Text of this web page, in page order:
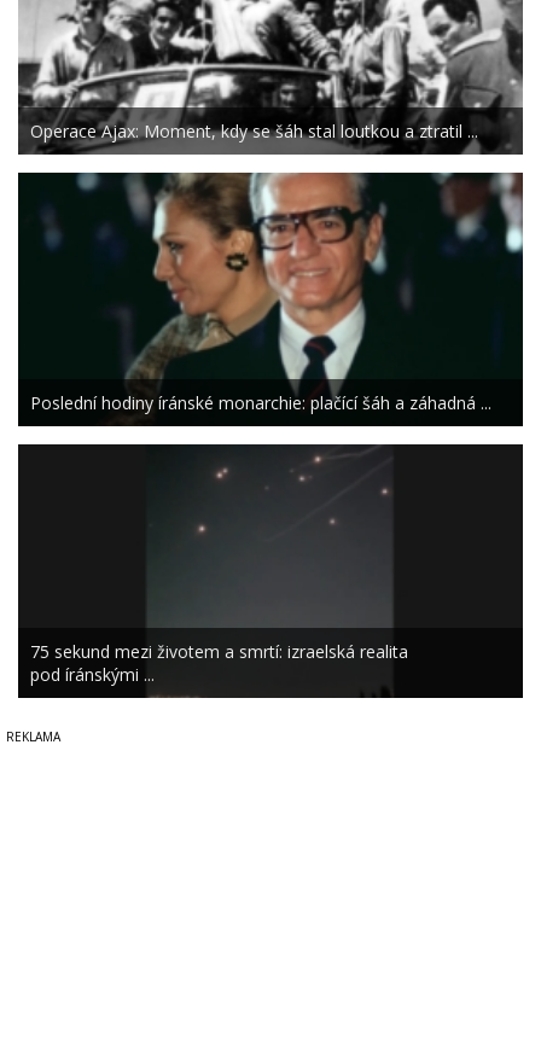
Operace Ajax: Moment, kdy se šáh stal loutkou a ztratil ...
Poslední hodiny íránské monarchie: plačící šáh a záhadná ...
75 sekund mezi životem a smrtí: izraelská realita
pod íránskými ...